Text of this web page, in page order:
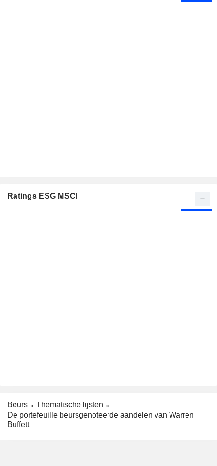
Ratings ESG MSCI
Beurs
Thematische lijsten
De portefeuille beursgenoteerde aandelen van Warren
Buffett